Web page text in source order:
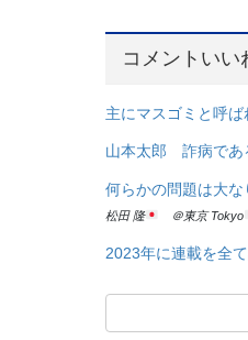
コメントいい
主にマスゴミと呼ば
山本太郎 詐病であ
何らかの問題は大な
松田 隆 ＠東京 Tokyo
2023年に連載を全